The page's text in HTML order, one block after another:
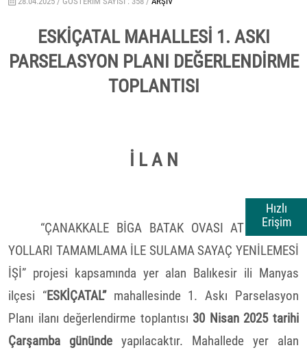
Hızlı
Erişim
ESKİÇATAL MAHALLESİ 1. ASKI
PARSELASYON PLANI DEĞERLENDİRME
TOPLANTISI
İ L A N
“ÇANAKKALE BİGA BATAK OVASI AT VE TİGH
YOLLARI TAMAMLAMA İLE SULAMA SAYAÇ YENİLEMESİ
İŞİ” projesi kapsamında yer alan Balıkesir ili Manyas
ilçesi “ESKİÇATAL”mahallesinde 1. Askı Parselasyon
Planı ilanı değerlendirme toplantısı 30 Nisan 2025 tarihi
Çarşamba gününde yapılacaktır. Mahallede yer alan